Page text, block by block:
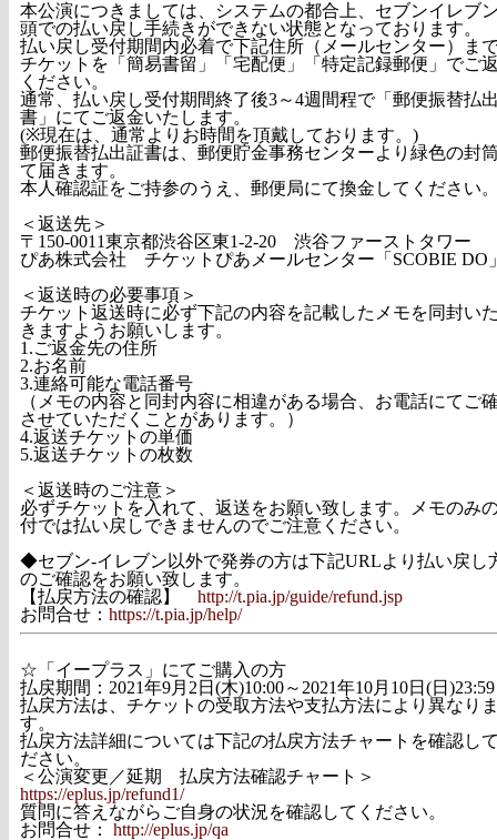
本公演につきましては、システムの都合上、セブンイレブ
頭での払い戻し手続きができない状態となっております。
払い戻し受付期間内必着で下記住所（メールセンター）ま
チケットを「簡易書留」「宅配便」「特定記録郵便」でご
ください。
通常、払い戻し受付期間終了後3～4週間程で「郵便振替払
書」にてご返金いたします。
(※現在は、通常よりお時間を頂戴しております。)
郵便振替払出証書は、郵便貯金事務センターより緑色の封
て届きます。
本人確認証をご持参のうえ、郵便局にて換金してください
＜返送先＞
〒150-0011東京都渋谷区東1-2-20 渋谷ファーストタワー
ぴあ株式会社 チケットぴあメールセンター「SCOBIE DO
＜返送時の必要事項＞
チケット返送時に必ず下記の内容を記載したメモを同封い
きますようお願いします。
1.ご返金先の住所
2.お名前
3.連絡可能な電話番号
（メモの内容と同封内容に相違がある場合、お電話にてご
させていただくことがあります。）
4.返送チケットの単価
5.返送チケットの枚数
＜返送時のご注意＞
必ずチケットを入れて、返送をお願い致します。メモのみ
付では払い戻しできませんのでご注意ください。
◆セブン-イレブン以外で発券の方は下記URLより払い戻し
のご確認をお願い致します。
【払戻方法の確認】 http://t.pia.jp/guide/refund.jsp
お問合せ： https://t.pia.jp/help/
☆「イープラス」にてご購入の方
払戻期間：2021年9月2日(木)10:00～2021年10月10日(日)23:59
払戻方法は、チケットの受取方法や支払方法により異なり
す。
払戻方法詳細については下記の払戻方法チャートを確認し
ださい。
＜公演変更／延期 払戻方法確認チャート＞
https://eplus.jp/refund1/
質問に答えながらご自身の状況を確認してください。
お問合せ： http://eplus.jp/qa